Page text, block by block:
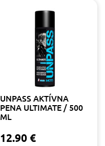
UNPASS AKTÍVNA
PENA ULTIMATE / 500
ML
12.90 €